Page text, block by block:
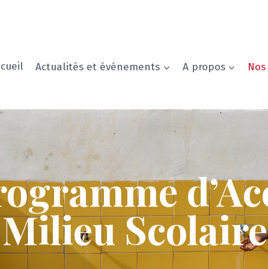
Actualités et événements A propos
Milieu Scolaire